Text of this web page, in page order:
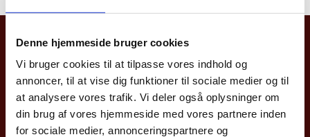
Denne hjemmeside bruger cookies
Vi bruger cookies til at tilpasse vores indhold og
annoncer, til at vise dig funktioner til sociale medier og til
at analysere vores trafik. Vi deler også oplysninger om
din brug af vores hjemmeside med vores partnere inden
for sociale medier, annonceringspartnere og
Embassy of Denmark in Kyiv
+38 044 200 12 60
ievamb@um.dk